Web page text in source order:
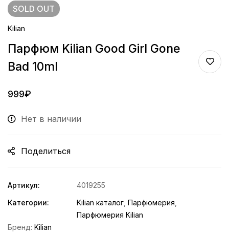
SOLD OUT
Kilian
Парфюм Kilian Good Girl Gone
Bad 10ml
999₽
Нет в наличии
Поделиться
Артикул:
4019255
Категории:
Kilian каталог Парфюмерия
Парфюмерия Kilian
Бренд: Kilian